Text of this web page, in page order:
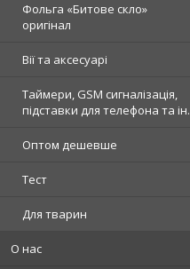
Фольга «Битове скло»
оригінал
Вії та аксесуарі
Таймери, GSM сигналізація,
підставки для телефона та ін.
Оптом дешевше
Тест
Для тварин
О нас